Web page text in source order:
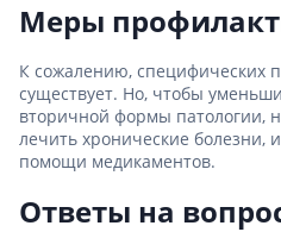
Меры
К сожалению, специфических
существует. Но, чтобы
вторичной формы патологии,
лечить хронические болезни,
помощи медикаментов.
Ответы на